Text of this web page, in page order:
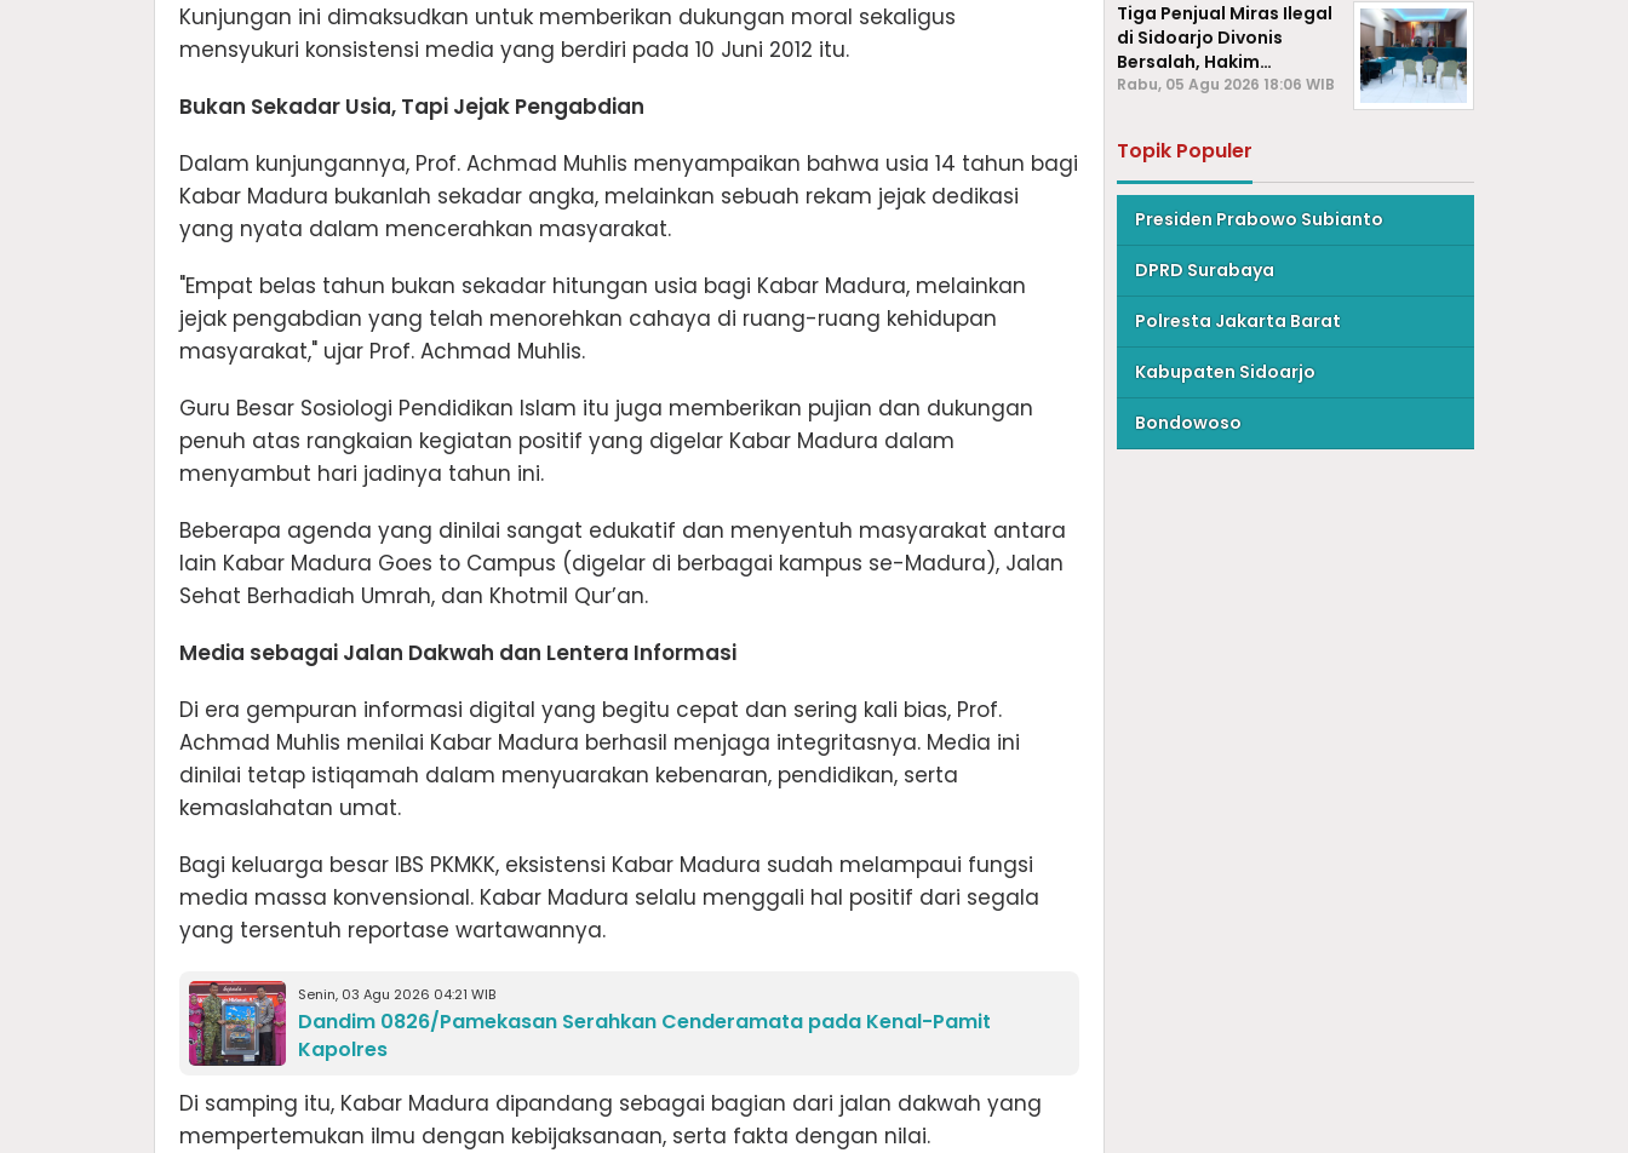
Kunjungan ini dimaksudkan untuk memberikan dukungan moral sekaligus
mensyukuri konsistensi media yang berdiri pada 10 Juni 2012 itu.
Bukan Sekadar Usia, Tapi Jejak Pengabdian
Dalam kunjungannya, Prof. Achmad Muhlis menyampaikan bahwa usia 14 tahun bagi
Kabar Madura bukanlah sekadar angka, melainkan sebuah rekam jejak dedikasi
yang nyata dalam mencerahkan masyarakat.
"Empat belas tahun bukan sekadar hitungan usia bagi Kabar Madura, melainkan
jejak pengabdian yang telah menorehkan cahaya di ruang-ruang kehidupan
masyarakat," ujar Prof. Achmad Muhlis.
Guru Besar Sosiologi Pendidikan Islam itu juga memberikan pujian dan dukungan
penuh atas rangkaian kegiatan positif yang digelar Kabar Madura dalam
menyambut hari jadinya tahun ini.
Beberapa agenda yang dinilai sangat edukatif dan menyentuh masyarakat antara
lain Kabar Madura Goes to Campus (digelar di berbagai kampus se-Madura), Jalan
Sehat Berhadiah Umrah, dan Khotmil Qur’an.
Media sebagai Jalan Dakwah dan Lentera Informasi
Di era gempuran informasi digital yang begitu cepat dan sering kali bias, Prof.
Achmad Muhlis menilai Kabar Madura berhasil menjaga integritasnya. Media ini
dinilai tetap istiqamah dalam menyuarakan kebenaran, pendidikan, serta
kemaslahatan umat.
Bagi keluarga besar IBS PKMKK, eksistensi Kabar Madura sudah melampaui fungsi
media massa konvensional. Kabar Madura selalu menggali hal positif dari segala
yang tersentuh reportase wartawannya.
Senin, 03 Agu 2026 04:21 WIB
Dandim 0826/Pamekasan Serahkan Cenderamata pada Kenal-Pamit
Kapolres
Di samping itu, Kabar Madura dipandang sebagai bagian dari jalan dakwah yang
mempertemukan ilmu dengan kebijaksanaan, serta fakta dengan nilai.
Tiga Penjual Miras Ilegal
di Sidoarjo Divonis
Bersalah, Hakim
Jatuhkan Denda hingga
Rabu, 05 Agu 2026 18:06 WIB
Topik Populer
Presiden Prabowo Subianto
DPRD Surabaya
Polresta Jakarta Barat
Kabupaten Sidoarjo
Bondowoso